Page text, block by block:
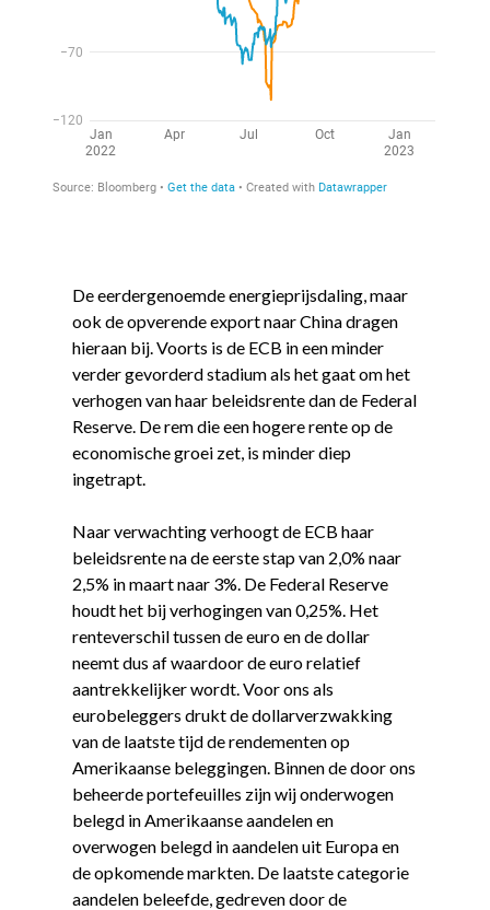
De eerdergenoemde energieprijsdaling, maar
ook de opverende export naar China dragen
hieraan bij. Voorts is de ECB in een minder
verder gevorderd stadium als het gaat om het
verhogen van haar beleidsrente dan de Federal
Reserve. De rem die een hogere rente op de
economische groei zet, is minder diep
ingetrapt.
Naar verwachting verhoogt de ECB haar
beleidsrente na de eerste stap van 2,0% naar
2,5% in maart naar 3%. De Federal Reserve
houdt het bij verhogingen van 0,25%. Het
renteverschil tussen de euro en de dollar
neemt dus af waardoor de euro relatief
aantrekkelijker wordt. Voor ons als
eurobeleggers drukt de dollarverzwakking
van de laatste tijd de rendementen op
Amerikaanse beleggingen. Binnen de door ons
beheerde portefeuilles zijn wij onderwogen
belegd in Amerikaanse aandelen en
overwogen belegd in aandelen uit Europa en
de opkomende markten. De laatste categorie
aandelen beleefde, gedreven door de